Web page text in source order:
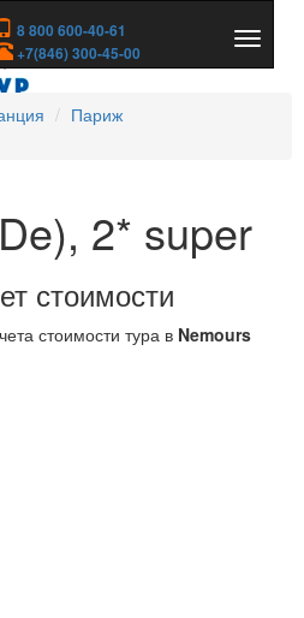
8 800 600-40-61
+7(846) 300-45-00
скрыть
Париж
2* super
стоимости
стоимости тура в Nemours